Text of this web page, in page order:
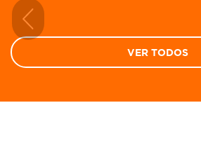
Previous
VER TODOS